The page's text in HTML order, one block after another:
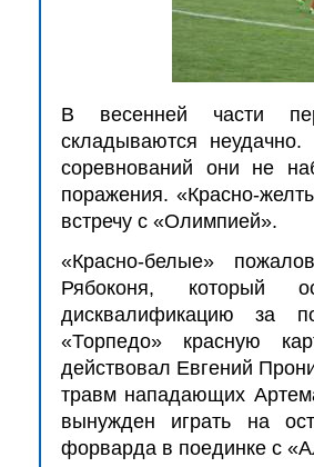
В весенней части
складываются
соревнований они не
поражения. «Красно-
встречу с «Олимпией».
«Красно-белые»
Рябоконя, который
дисквалификацию за
«Торпедо» красную
действовал Евгений
травм нападающих
вынужден играть на
форварда в поединке с